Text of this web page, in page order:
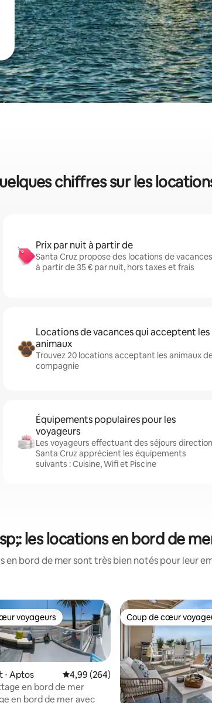
chiffres sur les
Prix par nuit à partir de
Santa Cruz propose des locations de vacances
à partir de 35 € par nuit, hors taxes et frais
Locations de vacances qui acceptent les
animaux
Trouvez 20 locations acceptant les animaux
compagnie
Équipements populaires pour les
voyageurs
Les voyageurs effectuant des séjours direction
Santa Cruz apprécient les équipements
suivants : Cuisine, Wifi et Piscine
les locations en bord de
en bord de mer sont très bien notés pour leur
voyageurs les plus appréciés
voyageurs
⋅ Aptos Évaluation moyenne sur la base de
4,99 (264)
en bord de mer
en bord de mer avec
Coup de cœur
Coup de cœur